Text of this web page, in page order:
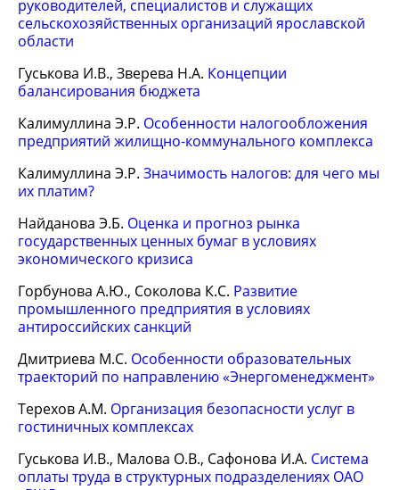
руководителей, специалистов и служащих
сельскохозяйственных организаций ярославской
области
Гуськова И.В., Зверева Н.А. Концепции
балансирования бюджета
Калимуллина Э.Р. Особенности налогообложения
предприятий жилищно-коммунального комплекса
Калимуллина Э.Р. Значимость налогов: для чего мы
их платим?
Найданова Э.Б. Оценка и прогноз рынка
государственных ценных бумаг в условиях
экономического кризиса
Горбунова А.Ю., Соколова К.С. Развитие
промышленного предприятия в условиях
антироссийских санкций
Дмитриева М.С. Особенности образовательных
траекторий по направлению «Энергоменеджмент»
Терехов А.М. Организация безопасности услуг в
гостиничных комплексах
Гуськова И.В., Малова О.В., Сафонова И.А. Система
оплаты труда в структурных подразделениях ОАО